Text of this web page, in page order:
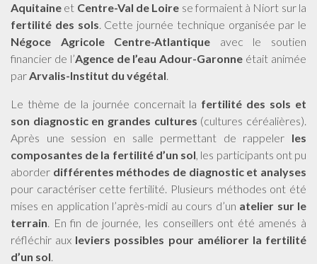
Aquitaine et Centre-Val de Loire se formaient à Niort sur la
fertilité des sols. Cette journée technique organisée par le
Négoce Agricole Centre-Atlantique avec le soutien
financier de l’Agence de l’eau Adour-Garonne était animée
parArvalis-Institut du végétal.
Le thème de la journée concernait la fertilité des sols et
son diagnostic en grandes cultures (cultures céréalières).
Après une session en salle permettant de rappeler les
composantes de la fertilité d’un sol, les participants ont pu
aborder différentes méthodes de diagnostic et analyses
pour caractériser cette fertilité. Plusieurs méthodes ont été
mises en application l’après-midi au cours d’un atelier sur le
terrain. En fin de journée, les conseillers ont été amenés à
réfléchir aux leviers possibles pour améliorer la fertilité
d’un sol.